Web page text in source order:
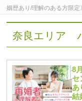
姻歴あり/理解のある方限
奈良エリア
8
セ
あ
結